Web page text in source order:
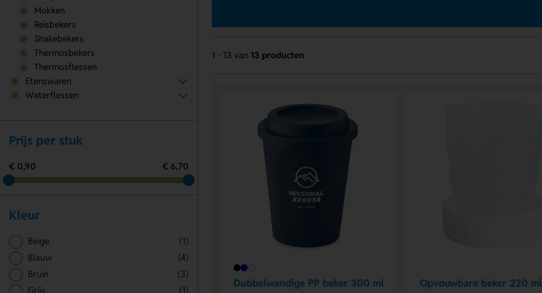
1 - 13 van 13 producten
Dubbelwandige PP beker 300 ml Opvouwbare beker 220 ml
Mokken
Reisbekers
Shakebekers
Thermosbekers
Thermosflessen
Etenswaren
Waterflessen
Prijs per stuk
€ 0,90 € 6,70
Kleur
Beige
(1)
Blauw
(4)
Bruin
(3)
Grijs
(1)